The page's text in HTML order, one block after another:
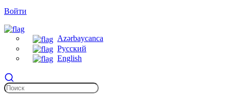
Войти
Azərbaycanca
Русский
English